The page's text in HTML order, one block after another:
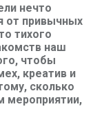
нечто
привычных
тихого
наш
чтобы
креатив и
сколько
мероприятии,